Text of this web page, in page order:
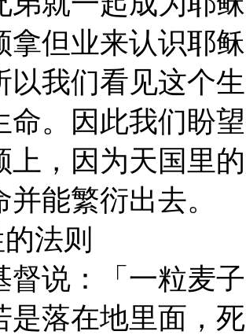
拿但业来认识耶
以我们看见这个
命。因此我们盼
上，因为天国里
并能繁衍出去。
法则
督说：「一粒麦
是落在地里面，